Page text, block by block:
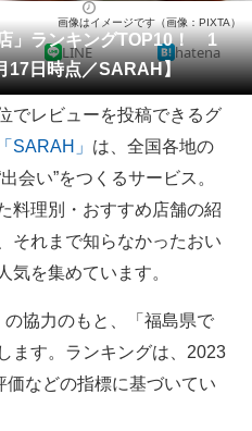
」ランキングTOP10！ 1
17日時点／SARAH】
画像はイメージです（画像：PIXTA）
LINE hatena
でレビューを投稿できるグ
「SARAH」 は、全国各地の
会い”をつくるサービス。
料理別・おすすめ店舗の紹
それまで知らなかったおい
気を集めています。
協力のもと、「福島県で
ます。ランキングは、2023
などの指標に基づいてい